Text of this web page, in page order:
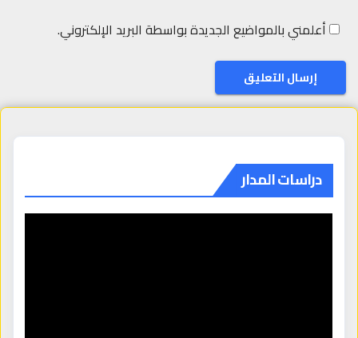
أعلمني بالمواضيع الجديدة بواسطة البريد الإلكتروني.
دراسات المدار